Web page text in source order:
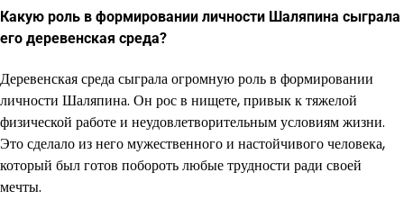
Какую роль в формировании личности Шаляпина сыграла
его деревенская среда?
Деревенская среда сыграла огромную роль в формировании
личности Шаляпина. Он рос в нищете, привык к тяжелой
физической работе и неудовлетворительным условиям жизни.
Это сделало из него мужественного и настойчивого человека,
который был готов побороть любые трудности ради своей
мечты.